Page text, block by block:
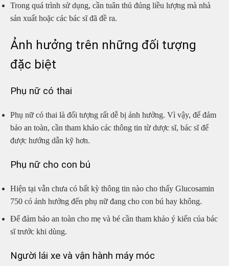
Trong quá trình sử dụng, cần tuân thủ đúng liều lượng mà nhà
sản xuất hoặc các bác sĩ đã đề ra.
Ảnh hưởng trên những đối tượng
đặc biệt
Phụ nữ có thai
Phụ nữ có thai là đối tượng rất dễ bị ảnh hưởng. Vì vậy, để đảm
bảo an toàn, cần tham khảo các thông tin từ dược sĩ, bác sĩ để
được hướng dẫn kỹ hơn.
Phụ nữ cho con bú
Hiện tại vẫn chưa có bất kỳ thông tin nào cho thấy Glucosamin
750 có ảnh hưởng đến phụ nữ đang cho con bú hay không.
Để đảm bảo an toàn cho mẹ và bé cần tham khảo ý kiến của bác
sĩ trước khi dùng.
Người lái xe và vận hành máy móc